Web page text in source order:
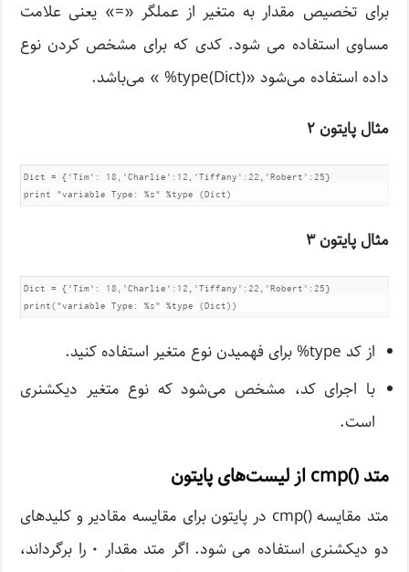
برای تخصیص مقدار به متغیر از عملگر «=» یعنی علامت
مساوی استفاده می شود. کدی که برای مشخص کردن نوع
داده استفاده می‌شود «(type(Dict% » می‌باشد.
مثال پایتون ۲
Dict = {'Tim': 18,'Charlie':12,'Tiffany':22,'Robert':25}
print "variable Type: %s" %type (Dict)
مثال پایتون ۳
Dict = {'Tim': 18,'Charlie':12,'Tiffany':22,'Robert':25}
print("variable Type: %s" %type (Dict))
از کد type% برای فهمیدن نوع متغیر استفاده کنید.
با اجرای کد، مشخص می‌شود که نوع متغیر دیکشنری
است.
متد ()cmp از لیست‌های پایتون
متد مقایسه ()cmp در پایتون برای مقایسه مقادیر و کلیدهای
دو دیکشنری استفاده می شود. اگر متد مقدار ۰ را برگرداند،